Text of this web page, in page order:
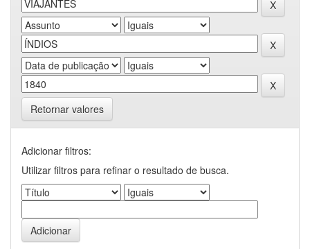
Retornar valores
Adicionar filtros:
Utilizar filtros para refinar o resultado de busca.